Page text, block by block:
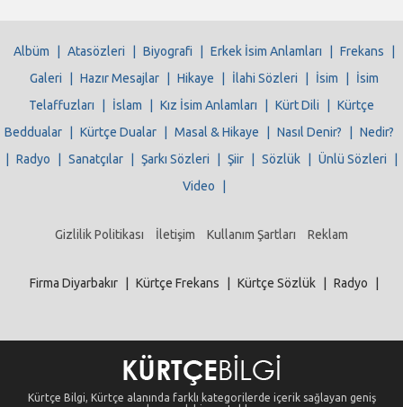
Albüm Atasözleri Biyografi Erkek İsim Anlamları Frekans
Galeri
Hazır Mesajlar Hikaye İlahi Sözleri İsim
İsim
Telaffuzları
İslam Kız İsim Anlamları Kürt Dili
Kürtçe
Beddualar
Kürtçe Dualar Masal & Hikaye Nasıl Denir?
Nedir?
Radyo Sanatçılar Şarkı Sözleri Şiir Sözlük Ünlü Sözleri
Video
Gizlilik Politikası İletişim Kullanım Şartları Reklam
Firma Diyarbakır Kürtçe Frekans Kürtçe Sözlük Radyo
Kürtçe Bilgi, Kürtçe alanında farklı kategorilerde içerik sağlayan geniş